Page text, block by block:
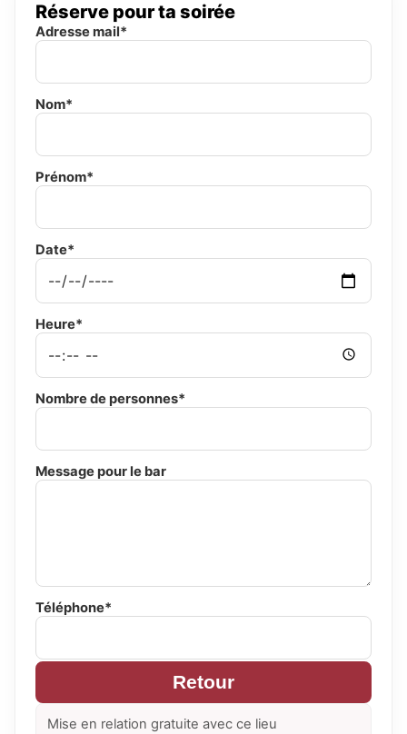
Réserve pour ta soirée
Adresse mail*
Nom*
Prénom*
Date*
Heure*
Nombre de personnes*
Message pour le bar
Téléphone*
Retour
Mise en relation gratuite avec ce lieu